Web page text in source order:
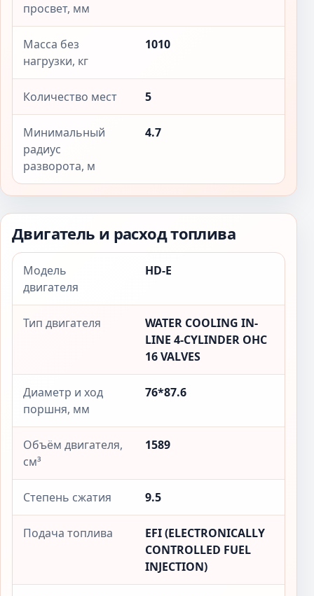
просвет, мм
Масса без
нагрузки, кг
1010
Количество мест 5
Минимальный
радиус
разворота, м
4.7
Двигатель и расход топлива
Модель
двигателя
HD-E
Тип двигателя
WATER COOLING IN-
LINE 4-CYLINDER OHC
16 VALVES
Диаметр и ход
поршня, мм
76*87.6
Объём двигателя,
см³
1589
Степень сжатия 9.5
Подача топлива
EFI (ELECTRONICALLY
CONTROLLED FUEL
INJECTION)